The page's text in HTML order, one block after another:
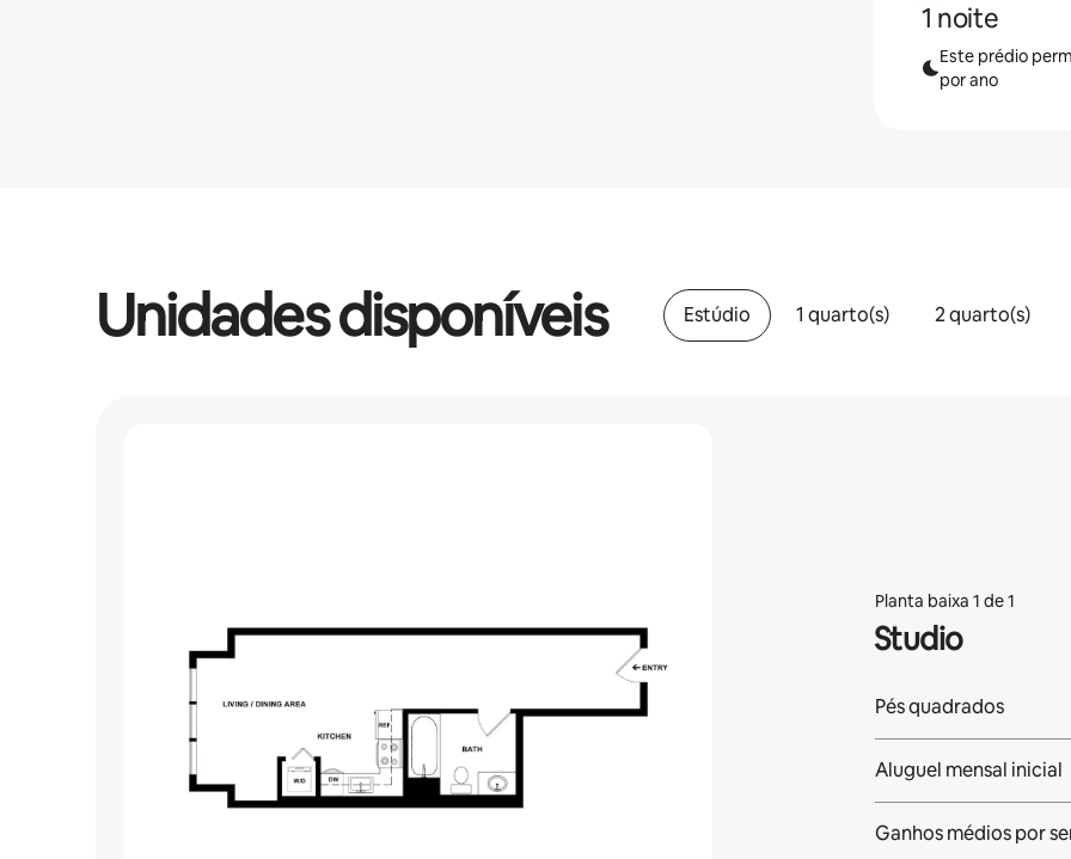
1 noite
Este prédio
por ano
Unidades disponíveis Estúdio 1 quarto(s) 2 quarto(s)
Planta baixa 1 de 1
Studio
Pés quadrados
Aluguel mensal inicial
Ganhos médios por